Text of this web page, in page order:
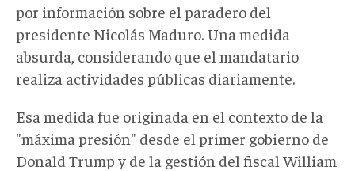
por información sobre el paradero del
presidente Nicolás Maduro. Una medida
absurda, considerando que el mandatario
realiza actividades públicas diariamente.
Esa medida fue originada en el contexto de la
"máxima presión" desde el primer gobierno de
Donald Trump y de la gestión del fiscal William